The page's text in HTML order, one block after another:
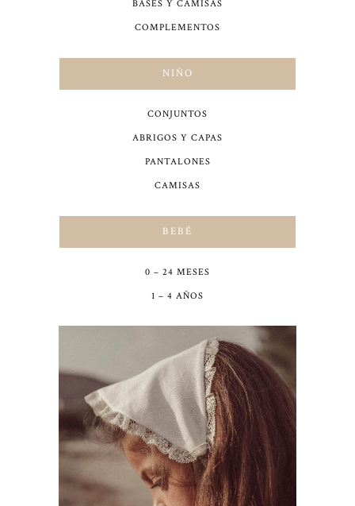
BASES Y CAMISAS
COMPLEMENTOS
NIÑO
CONJUNTOS
ABRIGOS Y CAPAS
PANTALONES
CAMISAS
BEBÉ
0 – 24 MESES
1 – 4 AÑOS